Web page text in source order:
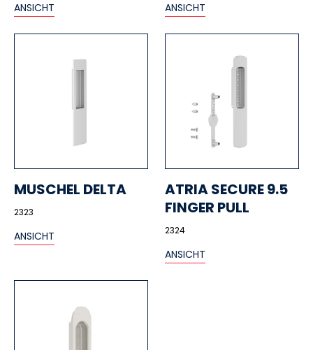
ANSICHT ANSICHT
MUSCHEL DELTA
2323
ANSICHT
ATRIA SECURE 9.5
FINGER PULL
2324
ANSICHT